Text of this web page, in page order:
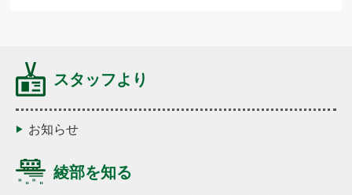
スタッフより
お知らせ
綾部を知る